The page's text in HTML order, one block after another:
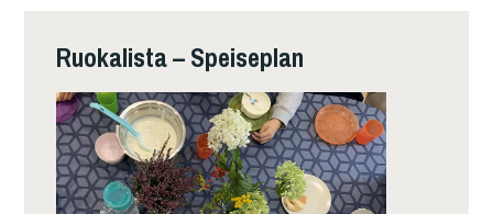
Ruokalista – Speiseplan